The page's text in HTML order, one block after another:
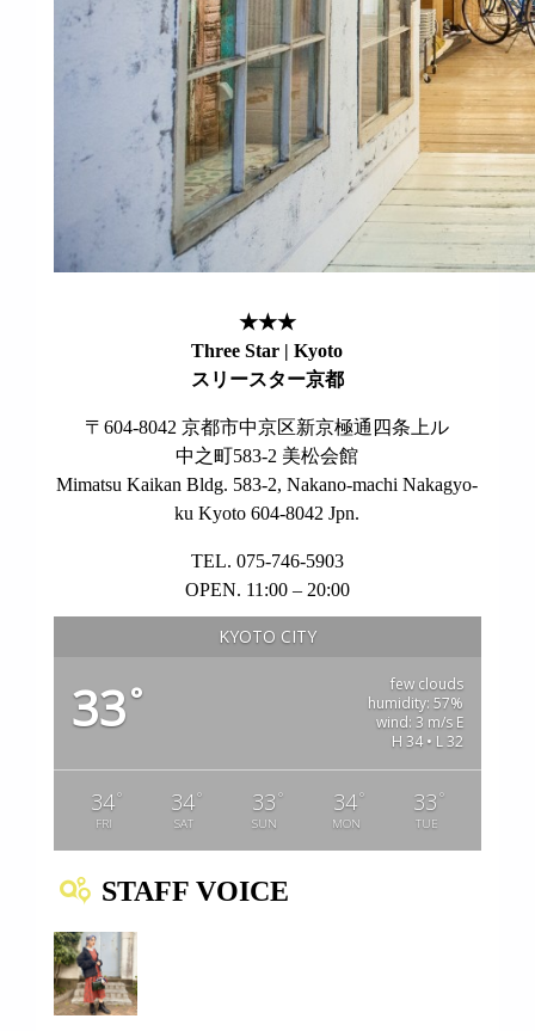
★★★
Three Star | Kyoto
スリースター京都
〒604-8042 京都市中京区新京極通四条上ル
中之町583-2 美松会館
Mimatsu Kaikan Bldg. 583-2, Nakano-machi Nakagyo-
ku Kyoto 604-8042 Jpn.
TEL. 075-746-5903
OPEN. 11:00 – 20:00
KYOTO CITY
33°
few clouds
humidity: 57%
wind: 3 m/s E
H 34 • L 32
34°
FRI
34°
SAT
33 °
SUN
34°
MON
33 °
TUE
STAFF VOICE